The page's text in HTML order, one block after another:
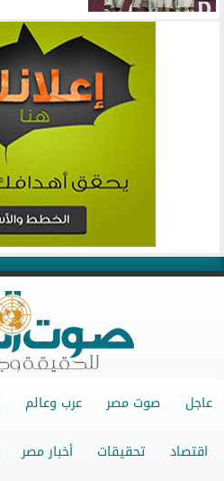
عاجل صوت مصر عرب وعالم
اقتصاد تحقيقات أخبار مصر